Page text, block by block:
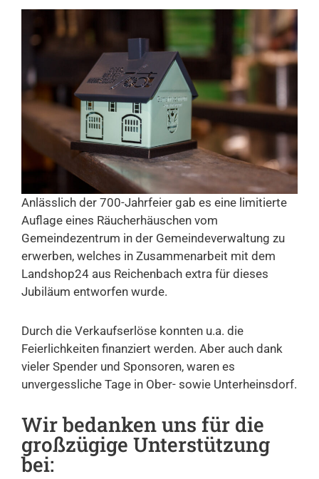
Anlässlich der 700-Jahrfeier gab es eine limitierte
Auflage eines Räucherhäuschen vom
Gemeindezentrum in der Gemeindeverwaltung zu
erwerben, welches in Zusammenarbeit mit dem
Landshop24 aus Reichenbach extra für dieses
Jubiläum entworfen wurde.
Durch die Verkaufserlöse konnten u.a. die
Feierlichkeiten finanziert werden. Aber auch dank
vieler Spender und Sponsoren, waren es
unvergessliche Tage in Ober- sowie Unterheinsdorf.
Wir bedanken uns für die
großzügige Unterstützung
bei: